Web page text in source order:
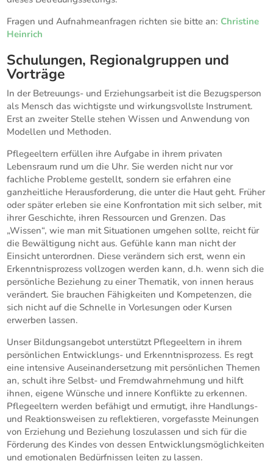
Fragen und Aufnahmeanfragen richten sie bitte an: Christine
Heinrich
Schulungen, Regionalgruppen und
Vorträge
In der Betreuungs- und Erziehungsarbeit ist die Bezugsperson
als Mensch das wichtigste und wirkungsvollste Instrument.
Erst an zweiter Stelle stehen Wissen und Anwendung von
Modellen und Methoden.
Pflegeeltern erfüllen ihre Aufgabe in ihrem privaten
Lebensraum rund um die Uhr. Sie werden nicht nur vor
fachliche Probleme gestellt, sondern sie erfahren eine
ganzheitliche Herausforderung, die unter die Haut geht. Früher
oder später erleben sie eine Konfrontation mit sich selber, mit
ihrer Geschichte, ihren Ressourcen und Grenzen. Das
„Wissen“, wie man mit Situationen umgehen sollte, reicht für
die Bewältigung nicht aus. Gefühle kann man nicht der
Einsicht unterordnen. Diese verändern sich erst, wenn ein
Erkenntnisprozess vollzogen werden kann, d.h. wenn sich die
persönliche Beziehung zu einer Thematik, von innen heraus
verändert. Sie brauchen Fähigkeiten und Kompetenzen, die
sich nicht auf die Schnelle in Vorlesungen oder Kursen
erwerben lassen.
Unser Bildungsangebot unterstützt Pflegeeltern in ihrem
persönlichen Entwicklungs- und Erkenntnisprozess. Es regt
eine intensive Auseinandersetzung mit persönlichen Themen
an, schult ihre Selbst- und Fremdwahrnehmung und hilft
ihnen, eigene Wünsche und innere Konflikte zu erkennen.
Pflegeeltern werden befähigt und ermutigt, ihre Handlungs-
und Reaktionsweisen zu reflektieren, vorgefasste Meinungen
von Erziehung und Beziehung loszulassen und sich für die
Förderung des Kindes von dessen Entwicklungsmöglichkeiten
und emotionalen Bedürfnissen leiten zu lassen.